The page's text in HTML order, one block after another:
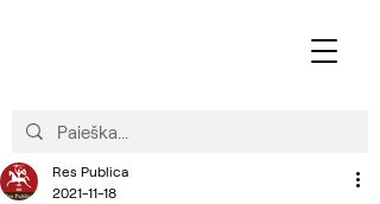
Res Publica
2021-11-18